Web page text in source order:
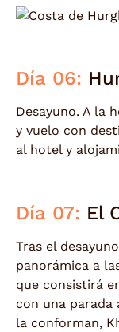
Día 06:
Desayuno. A la
y vuelo con
al hotel y
Día 07: El
Tras el
panorámica a
que consistirá
con una parada
la conforman,